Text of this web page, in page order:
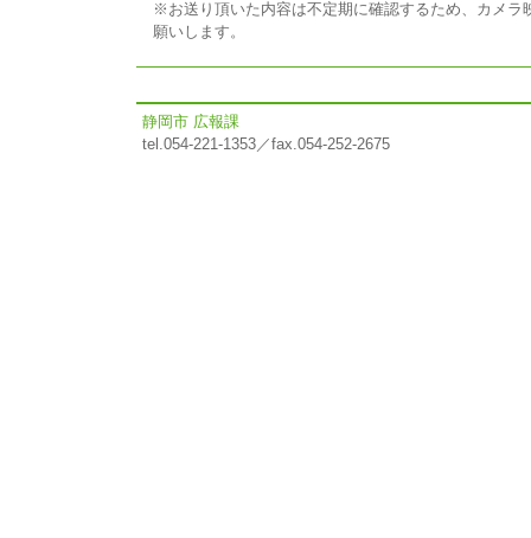
※お送り頂いた内容は不定期に確認するため、カメ
願いします。
静岡市 広報課
tel.054-221-1353／fax.054-252-2675